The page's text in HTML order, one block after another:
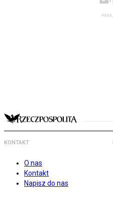
KONTAKT
O nas
Kontakt
Napisz do nas